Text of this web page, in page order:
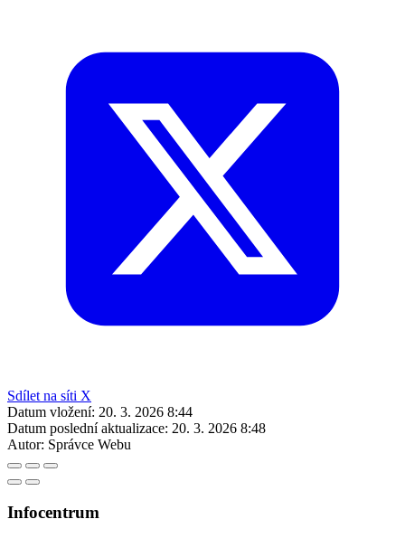
Sdílet na síti X
Datum vložení: 20. 3. 2026 8:44
Datum poslední aktualizace: 20. 3. 2026 8:48
Autor: Správce Webu
Infocentrum